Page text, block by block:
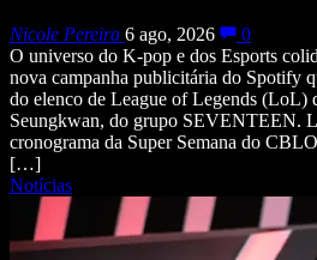
Nicole Pereira 6 ago, 2026
0
O universo do K-pop e dos Esports
nova campanha publicitária do Spotify
do elenco de League of Legends (LoL)
Seungkwan, do grupo SEVENTEEN.
cronograma da Super Semana do
[…]
Notícias